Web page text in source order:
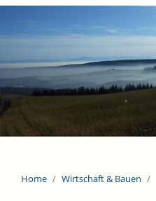
Home Wirtschaft & Bauen